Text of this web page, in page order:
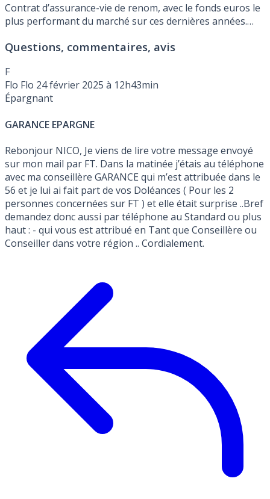
Contrat d’assurance-vie de renom, avec le fonds euros le
plus performant du marché sur ces dernières années.
jusqu'à 1.000€ offerts, sous conditions, à saisir avant le
Questions, commentaires, avis
F
Flo Flo 24 février 2025 à 12h43min
Épargnant
GARANCE EPARGNE
Rebonjour NICO, Je viens de lire votre message envoyé
sur mon mail par FT. Dans la matinée j’étais au téléphone
avec ma conseillère GARANCE qui m’est attribuée dans le
56 et je lui ai fait part de vos Doléances ( Pour les 2
personnes concernées sur FT ) et elle était surprise ..Bref
demandez donc aussi par téléphone au Standard ou plus
haut : - qui vous est attribué en Tant que Conseillère ou
Conseiller dans votre région .. Cordialement.